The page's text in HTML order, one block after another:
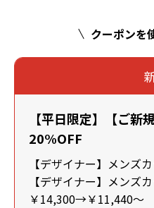
クーポンを
【平日限定】【ご新
20%OFF
【デザイナー】メンズ
【デザイナー】メンズ
￥14,300→￥11,440～